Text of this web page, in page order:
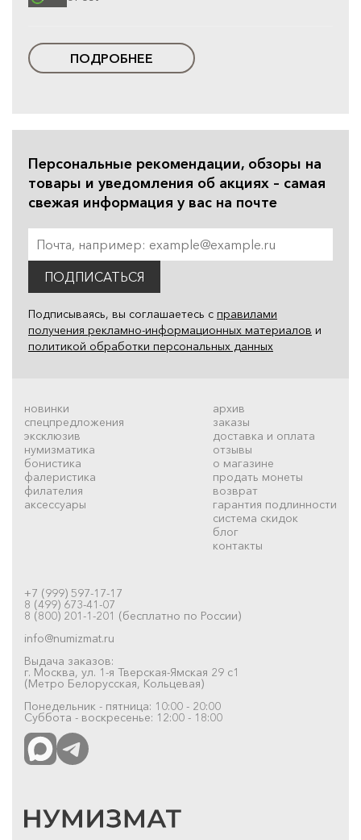
ПОДРОБНЕЕ
Персональные рекомендации, обзоры на
товары и уведомления об акциях – самая
свежая информация у вас на почте
ПОДПИСАТЬСЯ
Подписываясь, вы соглашаетесь с правилами
получения рекламно-информационных материалов и
политикой обработки персональных данных
новинки
спецпредложения
эксклюзив
нумизматика
бонистика
фалеристика
филателия
аксессуары
архив
заказы
доставка и оплата
отзывы
о магазине
продать монеты
возврат
гарантия подлинности
система скидок
блог
контакты
+7 (999) 597-17-17
8 (499) 673-41-07
8 (800) 201-1-201 (бесплатно по России)
info@numizmat.ru
Выдача заказов:
г. Москва, ул. 1-я Тверская-Ямская 29 с1
(Метро Белорусская, Кольцевая)
Понедельник - пятница: 10:00 - 20:00
Суббота - воскресенье: 12:00 - 18:00